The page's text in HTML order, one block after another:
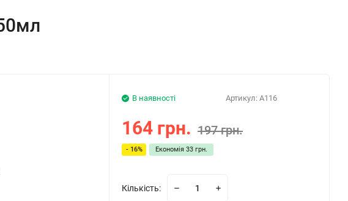
Артикул: A116
В наявності
164 грн. 197 грн.
- 16% Економія33 грн.
Кількість: